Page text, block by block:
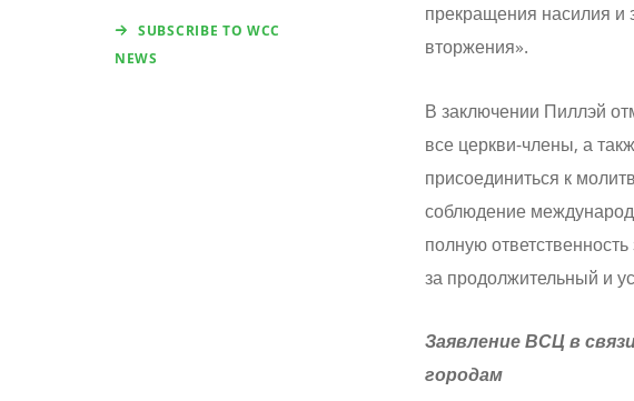
SUBSCRIBE TO WCC
NEWS
прекращения насилия и
вторжения».
В заключении Пиллэй
все церкви-члены, а
присоединиться к
соблюдение
полную
за продолжительный и
Заявление ВСЦ в
городам